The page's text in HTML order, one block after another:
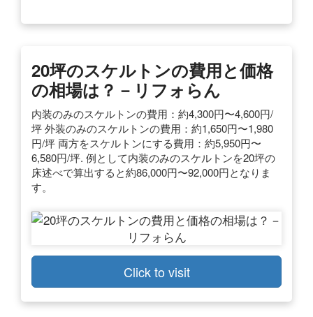
20坪のスケルトンの費用と価格
の相場は？－リフォらん
内装のみのスケルトンの費用：約4,300円〜4,600円/
坪 外装のみのスケルトンの費用：約1,650円〜1,980
円/坪 両方をスケルトンにする費用：約5,950円〜
6,580円/坪. 例として内装のみのスケルトンを20坪の
床述べで算出すると約86,000円〜92,000円となりま
す。
Click to visit